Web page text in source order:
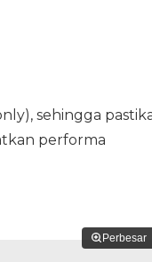
sehingga
performa
Perbesar